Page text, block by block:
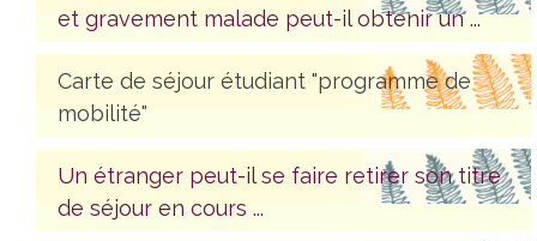
et gravement malade peut-il obtenir un ...
Carte de séjour étudiant "programme de
mobilité"
Un étranger peut-il se faire retirer son titre
de séjour en cours ...